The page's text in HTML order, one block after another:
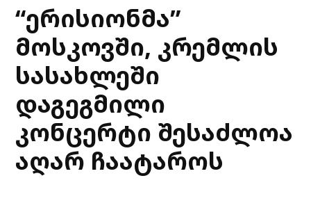
“ერისიონმა”
მოსკოვში, კრემლის
სასახლეში
დაგეგმილი
კონცერტი შესაძლოა
აღარ ჩაატაროს